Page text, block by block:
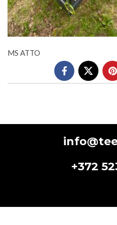
MS ATTO
+372